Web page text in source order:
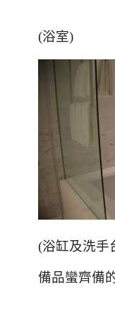
(浴室)
(浴缸及洗手
備品蠻齊備